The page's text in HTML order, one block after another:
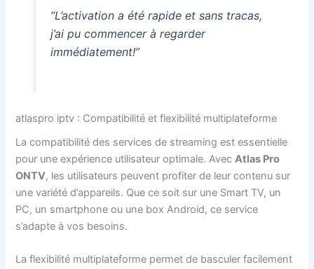
“L’activation a été rapide et sans tracas,
j’ai pu commencer à regarder
immédiatement!”
atlaspro iptv : Compatibilité et flexibilité multiplateforme
La compatibilité des services de streaming est essentielle
pour une expérience utilisateur optimale. AvecAtlas Pro
ONTV, les utilisateurs peuvent profiter de leur contenu sur
une variété d’appareils. Que ce soit sur une Smart TV, un
PC, un smartphone ou une box Android, ce service
s’adapte à vos besoins.
La flexibilité multiplateforme permet de basculer facilement